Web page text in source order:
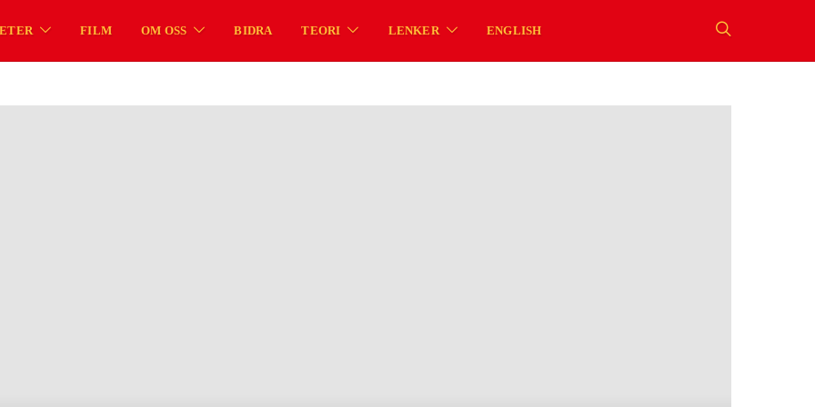
FILM OM OSS BIDRA TEORI LENKER ENGLISH